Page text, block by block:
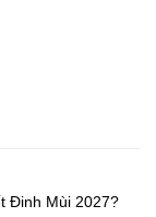
Đinh Mùi 2027?